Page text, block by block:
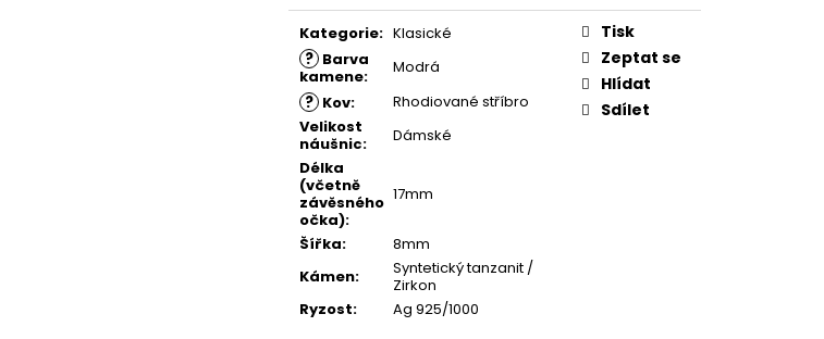
Kategorie: Klasické
? Barva
kamene: Modrá
? Kov:
Rhodiované stříbro
Velikost
náušnic:
Dámské
Délka
(včetně
závěsného
očka):
17mm
Šířka:
8mm
Kámen:
Syntetický tanzanit /
Zirkon
Ryzost: Ag 925/1000
Tisk
Zeptat se
Hlídat
Sdílet